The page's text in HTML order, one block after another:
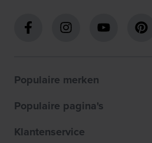
Populaire merken
Populaire pagina's
Klantenservice